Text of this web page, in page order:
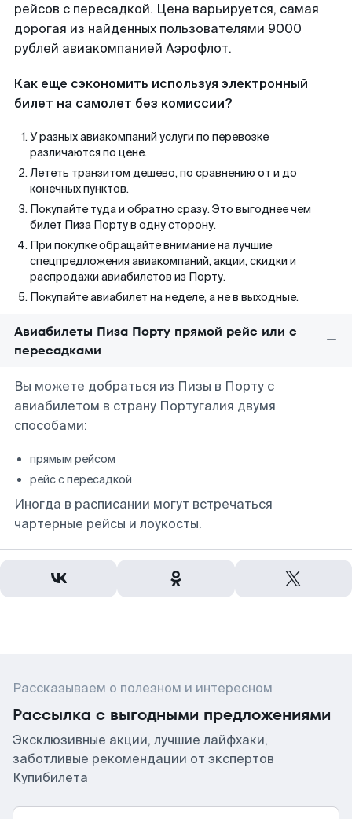
рейсов с пересадкой. Цена варьируется, самая
дорогая из найденных пользователями 9000
рублей авиакомпанией Аэрофлот.
Как еще сэкономить используя электронный
билет на самолет без комиссии?
У разных авиакомпаний услуги по перевозке
различаются по цене.
Лететь транзитом дешево, по сравнению от и до
конечных пунктов.
Покупайте туда и обратно сразу. Это выгоднее чем
билет Пиза Порту в одну сторону.
При покупке обращайте внимание на лучшие
спецпредложения авиакомпаний, акции, скидки и
распродажи авиабилетов из Порту.
Покупайте авиабилет на неделе, а не в выходные.
Авиабилеты Пиза Порту прямой рейс или с
пересадками
Вы можете добраться из Пизы в Порту с
авиабилетом в страну Португалия двумя
способами:
прямым рейсом
рейс с пересадкой
Иногда в расписании могут встречаться
чартерные рейсы и лоукосты.
Рассказываем о полезном и интересном
Рассылка с выгодными предложениями
Эксклюзивные акции, лучшие лайфхаки,
заботливые рекомендации от экспертов
Купибилета